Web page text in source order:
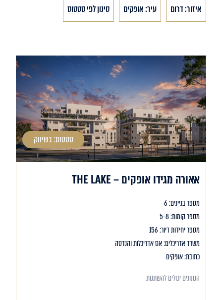
איזור: דרום עיר: אופקים סינון לפי סטטוס
סטטוס: בשיווק
אאורה מגידו אופקים – THE LAKE
מספר בניינים: 6
מספר קומות: 5-8
מספר יחידות דיור: 156
משרד אדריכלים: אס אדריכלות והנדסה
כתובת: אופקים
הנתונים יכולים להשתנות